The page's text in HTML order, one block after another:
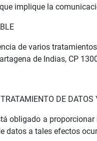
implique la
de varios
de Indias, CP
DE
obligado a
datos a tales efectos